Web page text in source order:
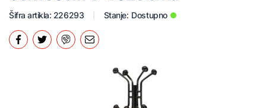
Šifra artikla: 226293 Stanje: Dostupno